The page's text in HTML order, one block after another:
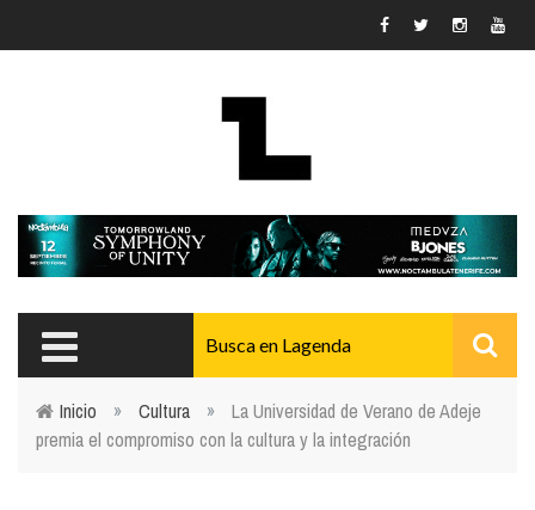
Usted está aquí
Inicio » Cultura »
La Universidad de Verano de Adeje
premia el compromiso con la cultura y la integración